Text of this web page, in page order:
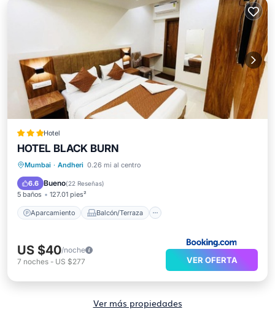
Hotel
HOTEL BLACK BURN
Mumbai · Andheri 0.26 mi al centro
6.6 Bueno(22 Reseñas)
5 baños 127.01 pies²
Aparcamiento Balcón/Terraza
Aparcamiento
Balcón/Terraza
Aire acondicionado
US $40/noche
7 noches - US $277 VER OFERTA
Ver más propiedades